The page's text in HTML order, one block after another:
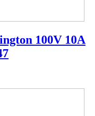
100V 10A